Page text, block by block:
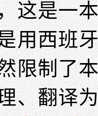
这是一
用西班
限制了
、翻译